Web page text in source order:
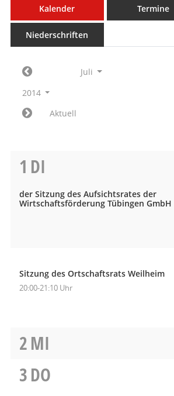
Kalender Termine
Niederschriften
Juli
2014
Aktuell
1 DI
der Sitzung des Aufsichtsrates der
Wirtschaftsförderung Tübingen GmbH
Sitzung des Ortschaftsrats Weilheim
20:00-21:10 Uhr
2MI
3DO